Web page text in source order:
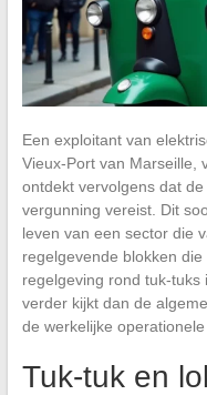
Een exploitant van
Vieux-Port van Marseille,
ontdekt vervolgens dat
vergunning vereist. Dit
leven van een sector die
regelgevende blokken
regelgeving rond tuk-
verder kijkt dan de
de werkelijke
Tuk-tuk en